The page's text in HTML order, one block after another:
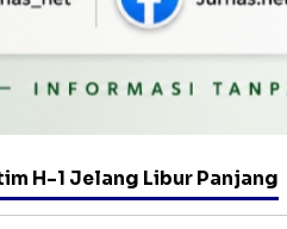
H-1 Jelang Libur Panjang